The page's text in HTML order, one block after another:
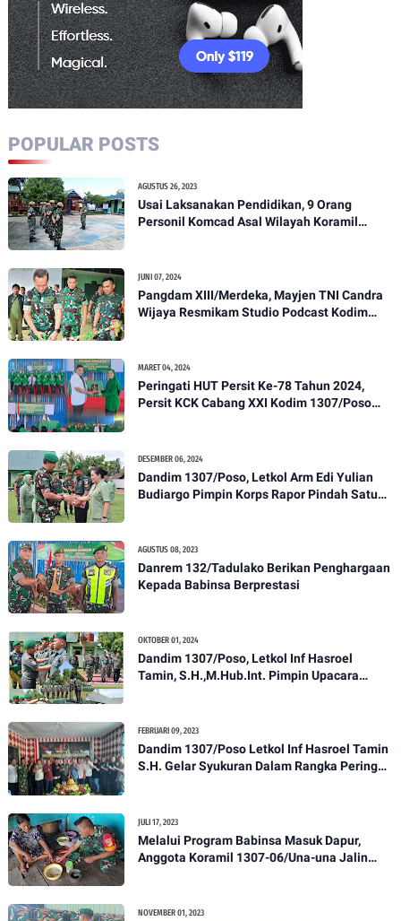
POPULAR POSTS
AGUSTUS 26, 2023
Usai Laksanakan Pendidikan, 9 Orang
Personil Komcad Asal Wilayah Koramil
JUNI 07, 2024
Pangdam XIII/Merdeka, Mayjen TNI Candra
Wijaya Resmikam Studio Podcast Kodim
MARET 04, 2024
Peringati HUT Persit Ke-78 Tahun 2024,
Persit KCK Cabang XXI Kodim 1307/Poso
DESEMBER 06, 2024
Dandim 1307/Poso, Letkol Arm Edi Yulian
Budiargo Pimpin Korps Rapor Pindah Satuan
AGUSTUS 08, 2023
Danrem 132/Tadulako Berikan Penghargaan
Kepada Babinsa Berprestasi
OKTOBER 01, 2024
Dandim 1307/Poso, Letkol Inf Hasroel
Tamin, S.H.,M.Hub.Int. Pimpin Upacara
FEBRUARI 09, 2023
Dandim 1307/Poso Letkol Inf Hasroel Tamin
S.H. Gelar Syukuran Dalam Rangka Peringati
JULI 17, 2023
Melalui Program Babinsa Masuk Dapur,
Anggota Koramil 1307-06/Una-una Jalin
NOVEMBER 01, 2023